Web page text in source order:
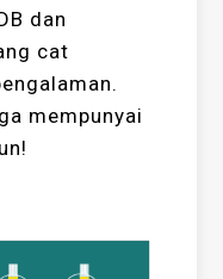
dan
cat
mempunyai